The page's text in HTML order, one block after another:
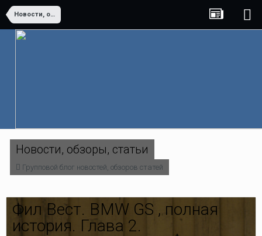
Новости, обзоры, статьи
Новости, обзоры, статьи
Групповой блог новостей, обзоров статей
Фил Вест. BMW GS , полная
история. Глава 2.